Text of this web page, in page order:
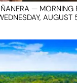
— MORNING